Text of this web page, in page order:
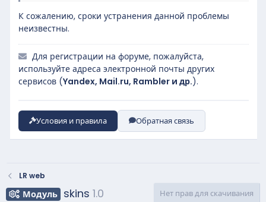
К сожалению, сроки устранения данной проблемы
неизвестны.
Для регистрации на форуме, пожалуйста,
используйте адреса электронной почты других
сервисов (Yandex, Mail.ru, Rambler и др.).
Условия и правила Обратная связь
LR web
Модуль skins 1.0
Нет прав для скачивания